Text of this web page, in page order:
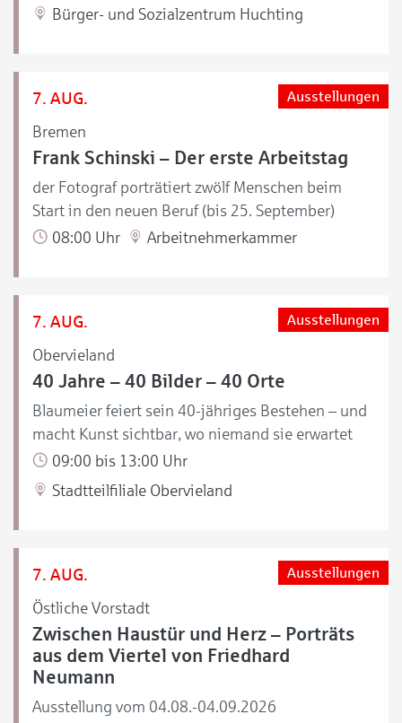
Bürger- und Sozialzentrum Huchting
7. AUG.
Bremen
Ausstellungen
Frank Schinski – Der erste Arbeitstag
der Fotograf porträtiert zwölf Menschen beim
Start in den neuen Beruf (bis 25. September)
08:00 Uhr
Arbeitnehmerkammer
7. AUG.
Obervieland
Ausstellungen
40 Jahre – 40 Bilder – 40 Orte
Blaumeier feiert sein 40-jähriges Bestehen – und
macht Kunst sichtbar, wo niemand sie erwartet
09:00 bis 13:00 Uhr
Stadtteilfiliale Obervieland
7. AUG.
Östliche Vorstadt
Ausstellungen
Zwischen Haustür und Herz – Porträts
aus dem Viertel von Friedhard
Neumann
Ausstellung vom 04.08.-04.09.2026